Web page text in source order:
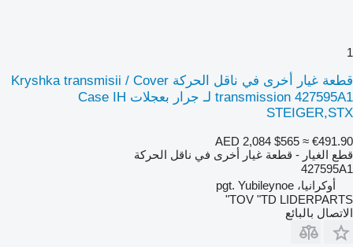
1
قطعة غيار أخرى في ناقل الحركة Kryshka transmisii / Cover
transmission 427595A1 لـ جرار بعجلات Case IH
STEIGER,STX
AED 2,084 $565 ≈ €491.90
قطع الغيار - قطعة غيار أخرى في ناقل الحركة
427595A1
أوكرانيا، pgt. Yubileynoe
TOV "TD LIDERPARTS"
الاتصال بالبائع